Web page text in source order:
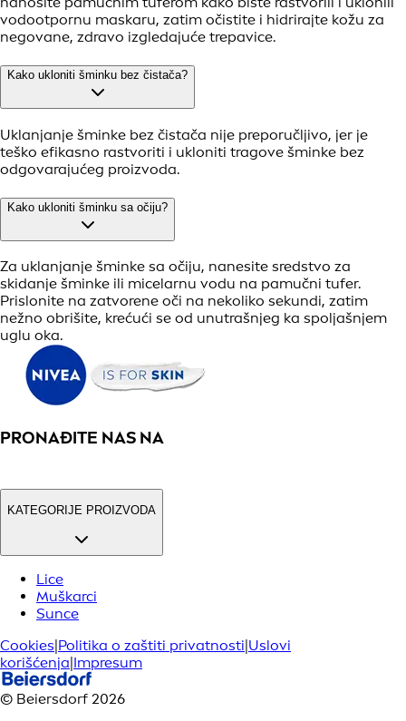
vodootpornu maskaru, zatim očistite i hidrirajte kožu za
negovane, zdravo izgledajuće trepavice.
Kako ukloniti šminku bez čistača?
Uklanjanje šminke bez čistača nije preporučljivo, jer je
teško efikasno rastvoriti i ukloniti tragove šminke bez
odgovarajućeg proizvoda.
Kako ukloniti šminku sa očiju?
Za uklanjanje šminke sa očiju, nanesite sredstvo za
skidanje šminke ili micelarnu vodu na pamučni tufer.
Prislonite na zatvorene oči na nekoliko sekundi, zatim
nežno obrišite, krećući se od unutrašnjeg ka spoljašnjem
uglu oka.
PRONAĐITE NAS NA
KATEGORIJE PROIZVODA
Lice
Muškarci
Sunce
Cookies Politika o zaštiti privatnosti Uslovi
korišćenja Impresum
© Beiersdorf 2026